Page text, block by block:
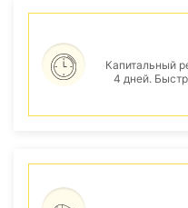
Капитальный
4 дней.